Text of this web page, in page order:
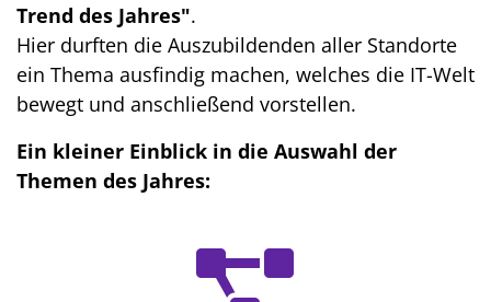
Trend des Jahres".
Hier durften die Auszubildenden aller Standorte
ein Thema ausfindig machen, welches die IT-Welt
bewegt und anschließend vorstellen.
Ein kleiner Einblick in die Auswahl der
Themen des Jahres: